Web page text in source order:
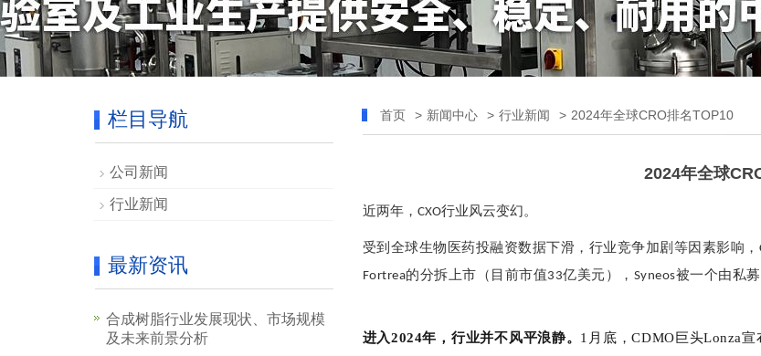
首页 > 新闻中心 > 行业新闻 > 2024年全球CRO排名TOP10
2024年全球
近两年， CXO行业风云变幻。
受到全球生物医药投融资数据下滑，行业竞争加剧等因素影响，
Fortrea的分拆上市（目前市值33亿美元）， Syneos被一个由私
进入2024年，行业并不风平浪静。 1月底，CDMO巨头Lonza
栏目导航
公司新闻
行业新闻
最新资讯
合成树脂行业发展现状、市场规模
及未来前景分析